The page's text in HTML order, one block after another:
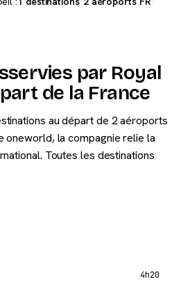
par Royal
de la France
au départ de 2 aéroports
oneworld, la compagnie relie la
Toutes les destinations
4h20